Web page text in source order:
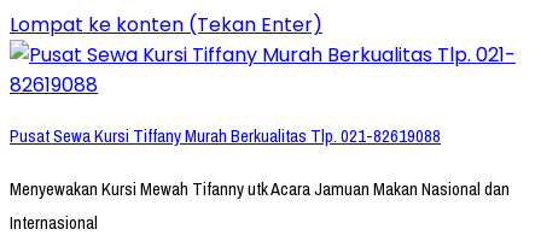
Lompat ke konten (Tekan Enter)
Pusat Sewa Kursi Tiffany Murah Berkualitas Tlp. 021-82619088
Menyewakan Kursi Mewah Tifanny utk Acara Jamuan Makan Nasional dan
Internasional